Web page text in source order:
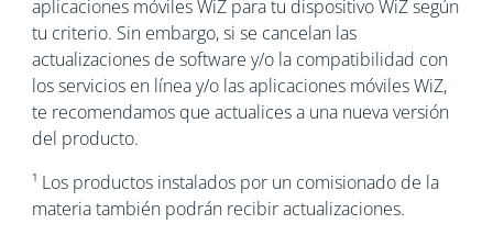
aplicaciones móviles WiZ para tu dispositivo WiZ según
tu criterio. Sin embargo, si se cancelan las
actualizaciones de software y/o la compatibilidad con
los servicios en línea y/o las aplicaciones móviles WiZ,
te recomendamos que actualices a una nueva versión
del producto.
¹ Los productos instalados por un comisionado de la
materia también podrán recibir actualizaciones.